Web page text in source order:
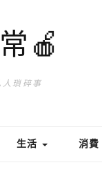
🍎
瑣碎事
生活 消費